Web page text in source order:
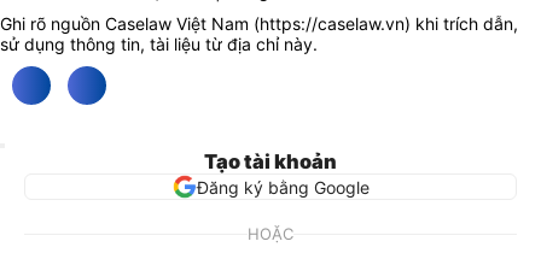
Ghi rõ nguồn Caselaw Việt Nam (https://caselaw.vn) khi trích dẫn,
sử dụng thông tin, tài liệu từ địa chỉ này.
Tạo tài khoản
Đăng ký bằng Google
HOẶC